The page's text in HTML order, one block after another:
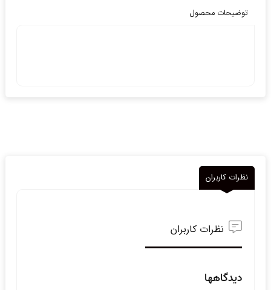
توضیحات محصول
نظرات کاربران
نظرات کاربران
دیدگاهها